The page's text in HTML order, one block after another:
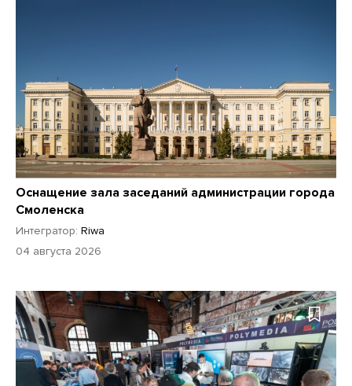
Оснащение зала заседаний администрации города
Смоленска
Интегратор: Riwa
04 августа 2026